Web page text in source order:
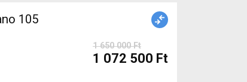
105
1 650 000 Ft
1 072 500 Ft